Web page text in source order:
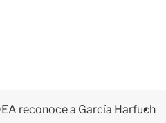
reconoce a García Harfuch